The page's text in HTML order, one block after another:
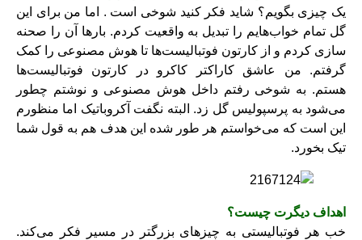
یک چیزی بگویم؟ شاید فکر کنید شوخی است . اما من برای این
گل تمام خواب‌هایم را تبدیل به واقعیت کردم. بارها آن را صحنه
سازی کردم و از کارتون فوتبالیست‌ها تا هوش مصنوعی را کمک
گرفتم. من عاشق کاراکتر کاکرو در کارتون فوتبالیست‌ها
هستم. به شوخی رفتم داخل هوش مصنوعی و نوشتم چطور
می‌شود به پرسپولیس گل زد. البته نگفت آکروباتیک اما منظورم
این است که می‌خواستم هر طور شده این هدف هم به قول شما
تیک بخورد.
اهداف دیگرت چیست؟
خب هر فوتبالیستی به چیزهای بزرگتر در مسیر فکر می‌کند.